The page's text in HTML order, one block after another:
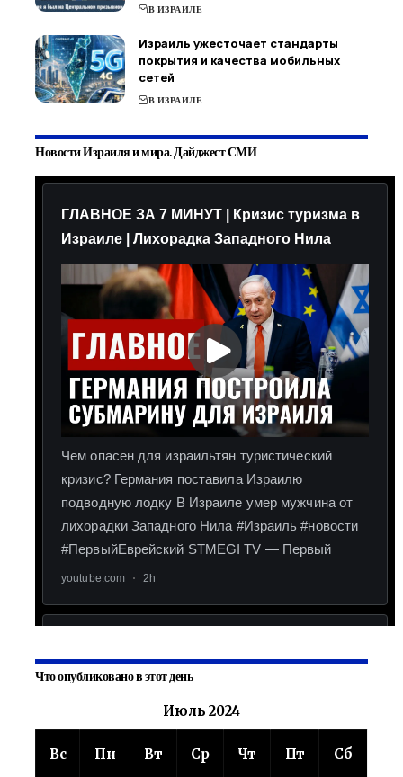
В ИЗРАИЛЕ
Израиль ужесточает стандарты
покрытия и качества мобильных
сетей
В ИЗРАИЛЕ
Новости Израиля и мира. Дайджест СМИ
Что опубликовано в этот день
Июль 2024
Вс Пн Вт Ср Чт Пт Сб